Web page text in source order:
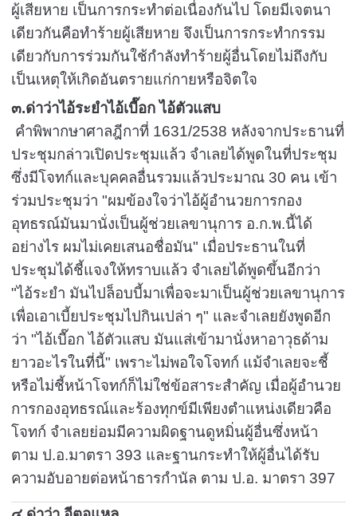
ผู้เสียหาย เป็นการกระทำต่อเนื่องกันไป โดยมีเจตนา
เดียวกันคือทำร้ายผู้เสียหาย จึงเป็นการกระทำกรรม
เดียวกับการร่วมกันใช้กำลังทำร้ายผู้อื่นโดยไม่ถึงกับ
เป็นเหตุให้เกิดอันตรายแก่กายหรือจิตใจ
๓.ด่าว่าไอ้ระยำไอ้เบื๊อก ไอ้ตัวแสบ
คำพิพากษาศาลฎีกาที่ 1631/2538 หลังจากประธานที่
ประชุมกล่าวเปิดประชุมแล้ว จำเลยได้พูดในที่ประชุม
ซึ่งมีโจทก์และบุคคลอื่นรวมแล้วประมาณ 30 คน เข้า
ร่วมประชุมว่า "ผมข้องใจว่าไอ้ผู้อำนวยการกอง
อุทธรณ์มันมานั่งเป็นผู้ช่วยเลขานุการ อ.ก.พ.นี้ได้
อย่างไร ผมไม่เคยเสนอชื่อมัน" เมื่อประธานในที่
ประชุมได้ชี้แจงให้ทราบแล้ว จำเลยได้พูดขึ้นอีกว่า
"ไอ้ระยำ มันไปล็อบบี้มาเพื่อจะมาเป็นผู้ช่วยเลขานุการ
เพื่อเอาเบี้ยประชุมไปกินเปล่า ๆ" และจำเลยยังพูดอีก
ว่า "ไอ้เบื๊อก ไอ้ตัวแสบ มันแส่เข้ามานั่งหาอาวุธด้าม
ยาวอะไรในที่นี้" เพราะไม่พอใจโจทก์ แม้จำเลยจะชี้
หรือไม่ชี้หน้าโจทก์ก็ไม่ใช่ข้อสาระสำคัญ เมื่อผู้อำนวย
การกองอุทธรณ์และร้องทุกข์มีเพียงตำแหน่งเดียวคือ
โจทก์ จำเลยย่อมมีความผิดฐานดูหมิ่นผู้อื่นซึ่งหน้า
ตาม ป.อ.มาตรา 393 และฐานกระทำให้ผู้อื่นได้รับ
ความอับอายต่อหน้าธารกำนัล ตาม ป.อ. มาตรา 397